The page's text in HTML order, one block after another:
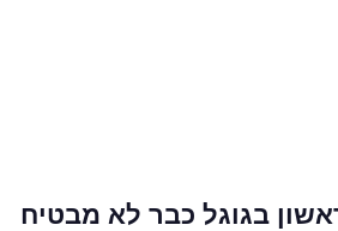
בגוגל כבר לא מבטיח